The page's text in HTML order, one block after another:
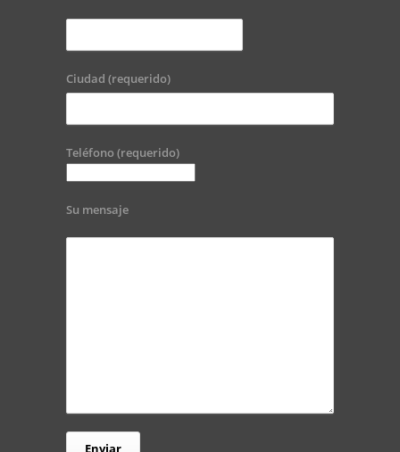
Ciudad (requerido)
Teléfono (requerido)
Su mensaje